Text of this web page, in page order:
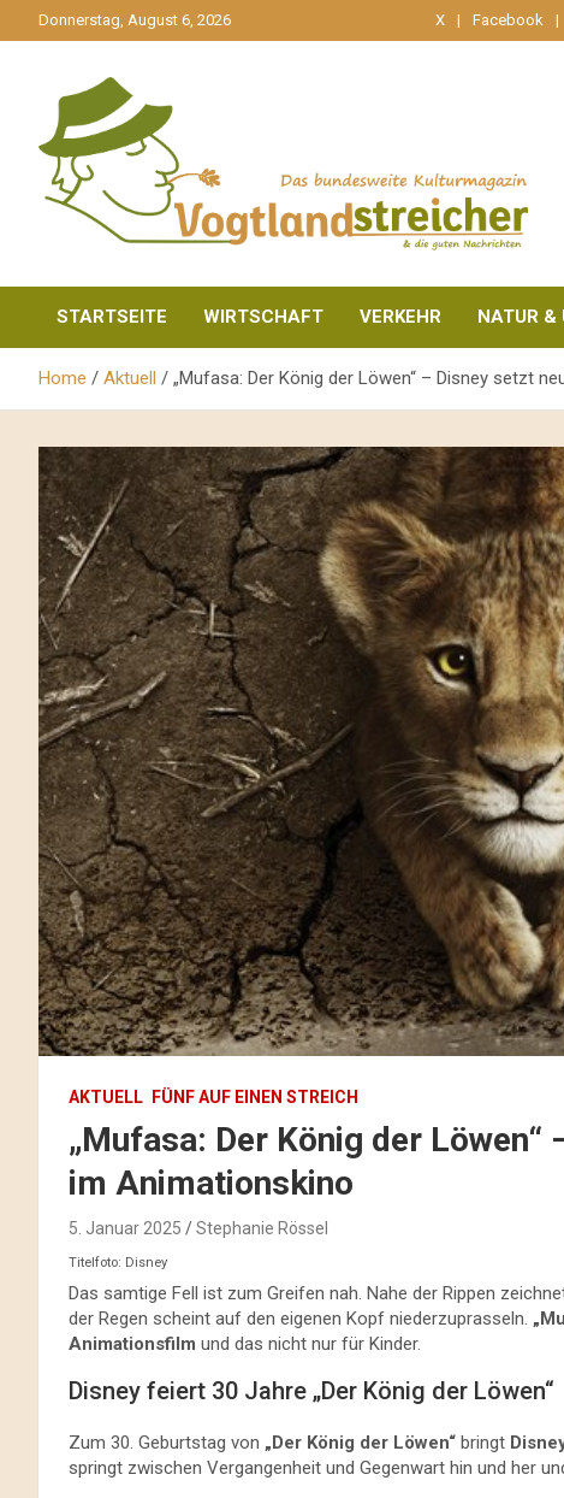
zum
Donnerstag, August 6, 2026 X Facebook
Vogtlandstreicher
STARTSEITE WIRTSCHAFT VERKEHR NATUR &
Home Aktuell „Mufasa: Der König der Löwen“ – Disney setzt
AKTUELL FÜNF AUF EINEN STREICH
„Mufasa: Der König der
im Animationskino
5. Januar 2025 Stephanie Rössel
Titelfoto: Disney
Das samtige Fell ist zum Greifen nah. Nahe der Rippen
der Regen scheint auf den eigenen Kopf niederzuprasseln.
Animationsfilm und das nicht nur für Kinder.
Disney feiert 30 Jahre „Der König der Löwen“
Zum 30. Geburtstag von „Der König der Löwen“ bringt
springt zwischen Vergangenheit und Gegenwart hin und her